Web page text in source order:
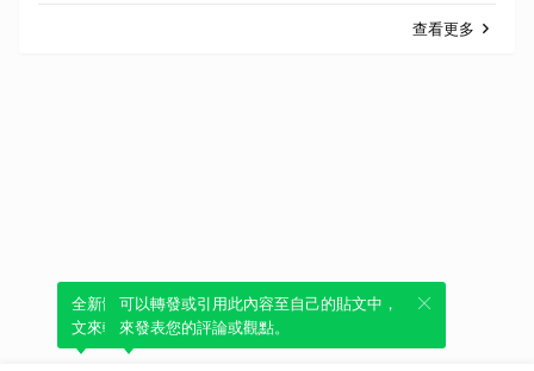
查看更多
全新體驗！一鍵引用此內容，透過發布貼
文來輕鬆表達個人立場。
可以轉發或引用此內容至自己的貼文中，
來發表您的評論或觀點。